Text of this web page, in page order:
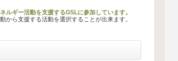
ルギー活動を支援するGSLに参加しています。
ら支援する活動を選択することが出来ます。